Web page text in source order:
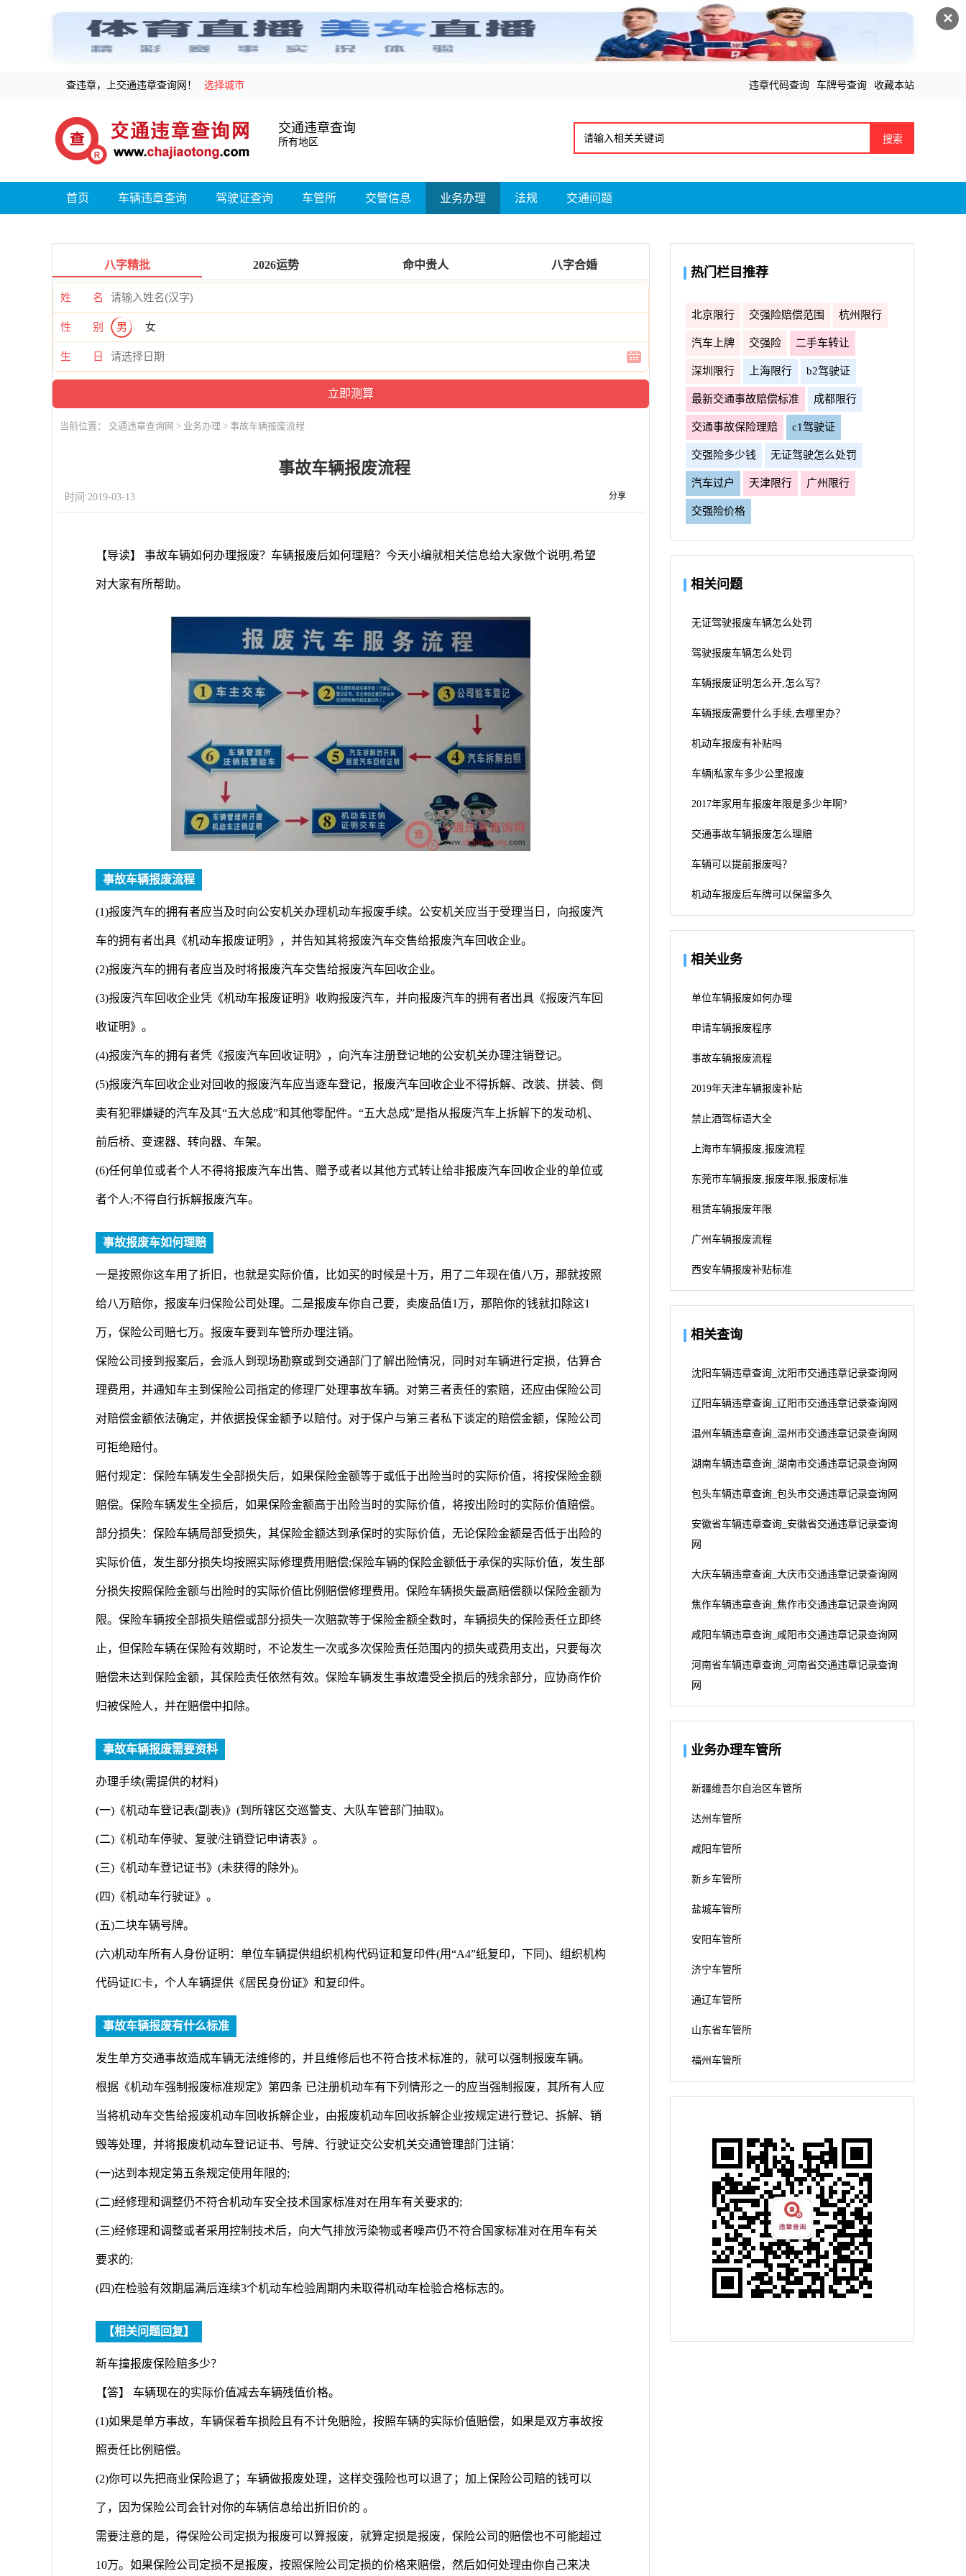
✕
查违章，上交通违章查询网！ 选择城市 违章代码查询 车牌号查询 收藏本站
交通违章查询
所有地区 搜索
首页 车辆违章查询 驾驶证查询 车管所 交警信息 业务办理 法规 交通问题
八字精批 2026运势 命中贵人 八字合婚
姓 名
性 别 男 女
生 日
当前位置： 交通违章查询网 > 业务办理 > 事故车辆报废流程
事故车辆报废流程
时间:2019-03-13 分享
【导读】 事故车辆如何办理报废？车辆报废后如何理赔？今天小编就相关信息给大家做个说明,希望
对大家有所帮助。
事故车辆报废流程
(1)报废汽车的拥有者应当及时向公安机关办理机动车报废手续。公安机关应当于受理当日，向报废汽
车的拥有者出具《机动车报废证明》，并告知其将报废汽车交售给报废汽车回收企业。
(2)报废汽车的拥有者应当及时将报废汽车交售给报废汽车回收企业。
(3)报废汽车回收企业凭《机动车报废证明》收购报废汽车，并向报废汽车的拥有者出具《报废汽车回
收证明》。
(4)报废汽车的拥有者凭《报废汽车回收证明》，向汽车注册登记地的公安机关办理注销登记。
(5)报废汽车回收企业对回收的报废汽车应当逐车登记，报废汽车回收企业不得拆解、改装、拼装、倒
卖有犯罪嫌疑的汽车及其“五大总成”和其他零配件。“五大总成”是指从报废汽车上拆解下的发动机、
前后桥、变速器、转向器、车架。
(6)任何单位或者个人不得将报废汽车出售、赠予或者以其他方式转让给非报废汽车回收企业的单位或
者个人;不得自行拆解报废汽车。
事故报废车如何理赔
一是按照你这车用了折旧，也就是实际价值，比如买的时候是十万，用了二年现在值八万，那就按照
给八万赔你，报废车归保险公司处理。二是报废车你自己要，卖废品值1万，那陪你的钱就扣除这1
万，保险公司赔七万。报废车要到车管所办理注销。
保险公司接到报案后，会派人到现场勘察或到交通部门了解出险情况，同时对车辆进行定损，估算合
理费用，并通知车主到保险公司指定的修理厂处理事故车辆。对第三者责任的索赔，还应由保险公司
对赔偿金额依法确定，并依据投保金额予以赔付。对于保户与第三者私下谈定的赔偿金额，保险公司
可拒绝赔付。
赔付规定：保险车辆发生全部损失后，如果保险金额等于或低于出险当时的实际价值，将按保险金额
赔偿。保险车辆发生全损后，如果保险金额高于出险当时的实际价值，将按出险时的实际价值赔偿。
部分损失：保险车辆局部受损失，其保险金额达到承保时的实际价值，无论保险金额是否低于出险的
实际价值，发生部分损失均按照实际修理费用赔偿;保险车辆的保险金额低于承保的实际价值，发生部
分损失按照保险金额与出险时的实际价值比例赔偿修理费用。保险车辆损失最高赔偿额以保险金额为
限。保险车辆按全部损失赔偿或部分损失一次赔款等于保险金额全数时，车辆损失的保险责任立即终
止，但保险车辆在保险有效期时，不论发生一次或多次保险责任范围内的损失或费用支出，只要每次
赔偿未达到保险金额，其保险责任依然有效。保险车辆发生事故遭受全损后的残余部分，应协商作价
归被保险人，并在赔偿中扣除。
事故车辆报废需要资料
办理手续(需提供的材料)
(一)《机动车登记表(副表)》(到所辖区交巡警支、大队车管部门抽取)。
(二)《机动车停驶、复驶/注销登记申请表》。
(三)《机动车登记证书》(未获得的除外)。
(四)《机动车行驶证》。
(五)二块车辆号牌。
(六)机动车所有人身份证明：单位车辆提供组织机构代码证和复印件(用“A4”纸复印，下同)、组织机构
代码证IC卡，个人车辆提供《居民身份证》和复印件。
事故车辆报废有什么标准
发生单方交通事故造成车辆无法维修的，并且维修后也不符合技术标准的，就可以强制报废车辆。
根据《机动车强制报废标准规定》第四条 已注册机动车有下列情形之一的应当强制报废，其所有人应
当将机动车交售给报废机动车回收拆解企业，由报废机动车回收拆解企业按规定进行登记、拆解、销
毁等处理，并将报废机动车登记证书、号牌、行驶证交公安机关交通管理部门注销：
(一)达到本规定第五条规定使用年限的;
(二)经修理和调整仍不符合机动车安全技术国家标准对在用车有关要求的;
(三)经修理和调整或者采用控制技术后，向大气排放污染物或者噪声仍不符合国家标准对在用车有关
要求的;
(四)在检验有效期届满后连续3个机动车检验周期内未取得机动车检验合格标志的。
【相关问题回复】
新车撞报废保险赔多少？
【答】 车辆现在的实际价值减去车辆残值价格。
(1)如果是单方事故，车辆保着车损险且有不计免赔险，按照车辆的实际价值赔偿，如果是双方事故按
照责任比例赔偿。
(2)你可以先把商业保险退了；车辆做报废处理，这样交强险也可以退了；加上保险公司赔的钱可以
了，因为保险公司会针对你的车辆信息给出折旧价的 。
需要注意的是，得保险公司定损为报废可以算报废，就算定损是报废，保险公司的赔偿也不可能超过
10万。如果保险公司定损不是报废，按照保险公司定损的价格来赔偿，然后如何处理由你自己来决
热门栏目推荐
北京限行 交强险赔偿范围 杭州限行
汽车上牌 交强险 二手车转让
深圳限行 上海限行 b2驾驶证
最新交通事故赔偿标准 成都限行
交通事故保险理赔 c1驾驶证
交强险多少钱 无证驾驶怎么处罚
汽车过户 天津限行 广州限行
交强险价格
相关问题
无证驾驶报废车辆怎么处罚
驾驶报废车辆怎么处罚
车辆报废证明怎么开,怎么写？
车辆报废需要什么手续,去哪里办？
机动车报废有补贴吗
车辆|私家车多少公里报废
2017年家用车报废年限是多少年啊?
交通事故车辆报废怎么理赔
车辆可以提前报废吗？
机动车报废后车牌可以保留多久
相关业务
单位车辆报废如何办理
申请车辆报废程序
事故车辆报废流程
2019年天津车辆报废补贴
禁止酒驾标语大全
上海市车辆报废,报废流程
东莞市车辆报废,报废年限,报废标准
租赁车辆报废年限
广州车辆报废流程
西安车辆报废补贴标准
相关查询
沈阳车辆违章查询_沈阳市交通违章记录查询网
辽阳车辆违章查询_辽阳市交通违章记录查询网
温州车辆违章查询_温州市交通违章记录查询网
湖南车辆违章查询_湖南市交通违章记录查询网
包头车辆违章查询_包头市交通违章记录查询网
安徽省车辆违章查询_安徽省交通违章记录查询
网
大庆车辆违章查询_大庆市交通违章记录查询网
焦作车辆违章查询_焦作市交通违章记录查询网
咸阳车辆违章查询_咸阳市交通违章记录查询网
河南省车辆违章查询_河南省交通违章记录查询
网
业务办理车管所
新疆维吾尔自治区车管所
达州车管所
咸阳车管所
新乡车管所
盐城车管所
安阳车管所
济宁车管所
通辽车管所
山东省车管所
福州车管所